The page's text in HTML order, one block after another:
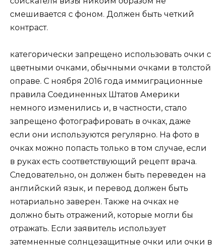
смешивается с фоном. Должен быть четкий
контраст.
категорически запрещено использовать очки с
цветными очками, обычными очками в толстой
оправе. С ноября 2016 года иммиграционные
правила Соединенных Штатов Америки
немного изменились и, в частности, стало
запрещено фотографировать в очках, даже
если они используются регулярно. На фото в
очках можно попасть только в том случае, если
в руках есть соответствующий рецепт врача.
Следовательно, он должен быть переведен на
английский язык, и перевод должен быть
нотариально заверен. Также на очках не
должно быть отражений, которые могли бы
отражать. Если заявитель использует
затемненные солнцезащитные очки или очки в